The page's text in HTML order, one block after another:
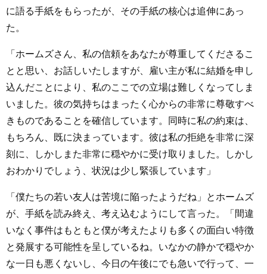
に語る手紙をもらったが、その手紙の核心は追伸にあっ
た。
「ホームズさん、私の信頼をあなたが尊重してくださるこ
とと思い、お話しいたしますが、雇い主が私に結婚を申し
込んだことにより、私のここでの立場は難しくなってしま
いました。彼の気持ちはまったく心からの非常に尊敬すべ
きものであることを確信しています。同時に私の約束は、
もちろん、既に決まっています。彼は私の拒絶を非常に深
刻に、しかしまた非常に穏やかに受け取りました。しかし
おわかりでしょう、状況は少し緊張しています」
「僕たちの若い友人は苦境に陥ったようだね」とホームズ
が、手紙を読み終え、考え込むようにして言った。「間違
いなく事件はもともと僕が考えたよりも多くの面白い特徴
と発展する可能性を呈しているね。いなかの静かで穏やか
な一日も悪くないし、今日の午後にでも急いで行って、一